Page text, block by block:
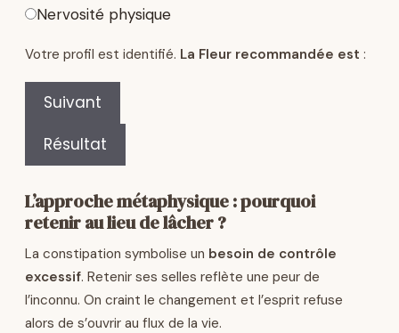
Nervosité physique
Votre profil est identifié. La Fleur recommandée est :
Suivant
Résultat
L’approche métaphysique : pourquoi
retenir au lieu de lâcher ?
La constipation symbolise un besoin de contrôle
excessif. Retenir ses selles reflète une peur de
l’inconnu. On craint le changement et l’esprit refuse
alors de s’ouvrir au flux de la vie.